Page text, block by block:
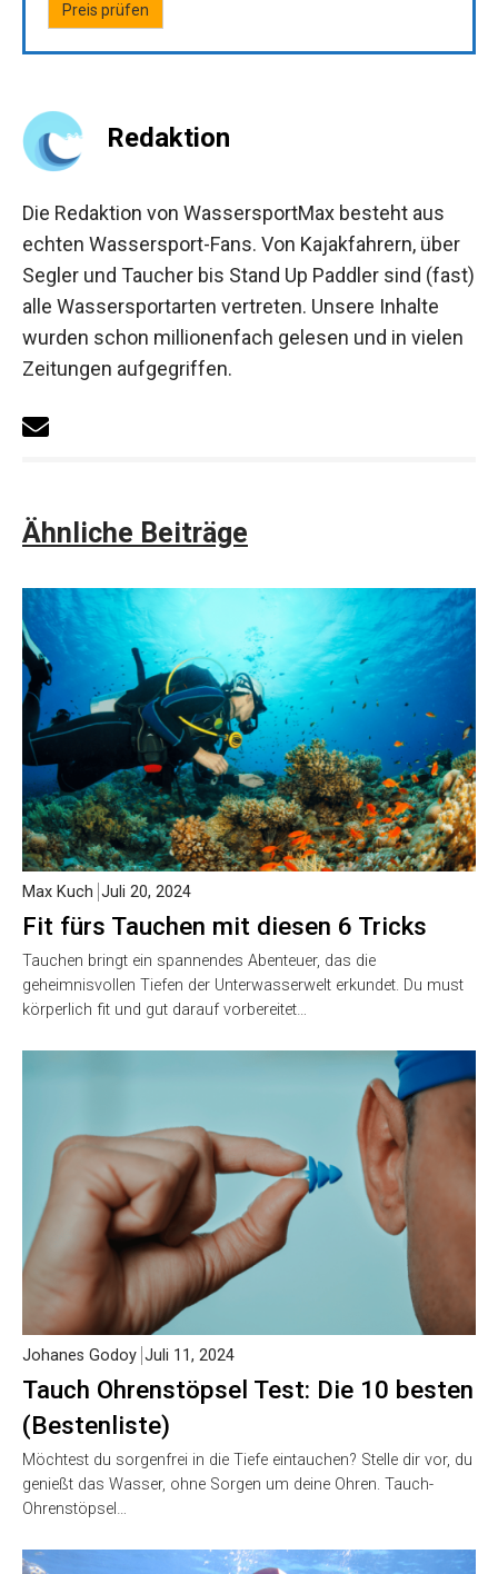
Preis prüfen
Redaktion
Die Redaktion von WassersportMax besteht aus
echten Wassersport-Fans. Von Kajakfahrern, über
Segler und Taucher bis Stand Up Paddler sind (fast)
alle Wassersportarten vertreten. Unsere Inhalte
wurden schon millionenfach gelesen und in vielen
Zeitungen aufgegriffen.
Ähnliche Beiträge
Fit fürs Tauchen mit diesen 6 Tricks
Max Kuch Juli 20, 2024
Tauchen bringt ein spannendes Abenteuer, das die
geheimnisvollen Tiefen der Unterwasserwelt erkundet. Du must
körperlich fit und gut darauf vorbereitet…
Tauch Ohrenstöpsel Test: Die 10 besten
(Bestenliste)
Johanes Godoy Juli 11, 2024
Möchtest du sorgenfrei in die Tiefe eintauchen? Stelle dir vor, du
genießt das Wasser, ohne Sorgen um deine Ohren. Tauch-
Ohrenstöpsel…